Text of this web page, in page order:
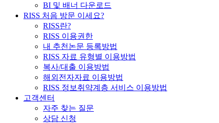
BI 및 배너 다운로드
RISS 처음 방문 이세요?
RISS란?
RISS 이용권한
내 추천논문 등록방법
RISS 자료 유형별 이용방법
복사/대출 이용방법
해외전자자료 이용방법
RISS 정보취약계층 서비스 이용방법
고객센터
자주 찾는 질문
상담 신청